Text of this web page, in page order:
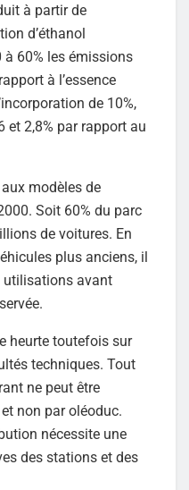
à partir de
d’éthanol
à 60% les émissions
à l’essence
de 10%,
et 2,8% par rapport au
modèles de
Soit 60% du parc
de voitures. En
plus anciens, il
avant
heurte toutefois sur
techniques. Tout
ne peut être
non par oléoduc.
nécessite une
des stations et des